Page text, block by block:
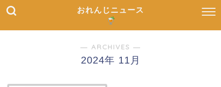
おれんじニュース
― ARCHIVES ―
2024年 11月